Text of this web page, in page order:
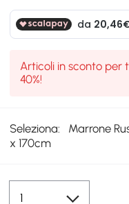
Articoli in sconto per
40%!
Seleziona:
Marrone
x 170cm